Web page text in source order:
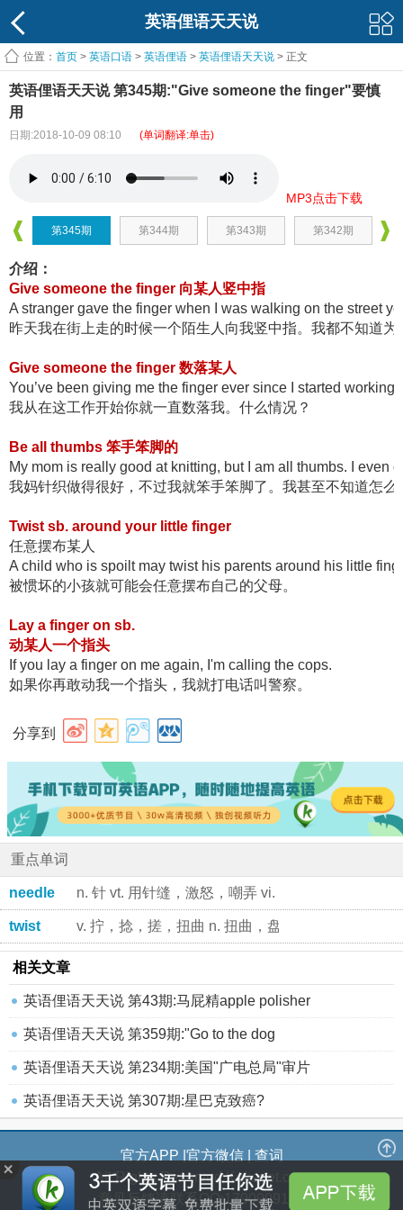
英语俚语天天说
位置： 首页 > 英语口语 > 英语俚语 > 英语俚语天天说 > 正文
英语俚语天天说 第345期:"Give someone the finger"要慎
用
日期:2018-10-09 08:10 (单词翻译:单击)
MP3点击下载
第345期 第344期 第343期 第342期
介绍：
Give someone the finger 向某人竖中指
A stranger gave the finger when I was walking on the street
昨天我在街上走的时候一个陌生人向我竖中指。我都不知道为
Give someone the finger 数落某人
You’ve been giving me the finger ever since I started working
我从在这工作开始你就一直数落我。什么情况？
Be all thumbs 笨手笨脚的
My mom is really good at knitting, but I am all thumbs. I even
我妈针织做得很好，不过我就笨手笨脚了。我甚至不知道怎么
Twist sb. around your little finger
任意摆布某人
A child who is spoilt may twist his parents around his little
被惯坏的小孩就可能会任意摆布自己的父母。
Lay a finger on sb.
动某人一个指头
If you lay a finger on me again, I'm calling the cops.
如果你再敢动我一个指头，我就打电话叫警察。
分享到
重点单词
needle n. 针 vt. 用针缝，激怒，嘲弄 vi. 缝纫
twist v. 拧，捻，搓，扭曲 n. 扭曲，盘旋，捻，拧
相关文章
英语俚语天天说 第43期:马屁精apple polisher
英语俚语天天说 第359期:"Go to the dog
英语俚语天天说 第234期:美国"广电总局"审片
英语俚语天天说 第307期:星巴克致癌?
官方APP 官方微信| 查词
All Rights Reserved Kekenet.com
意见反馈请联系QQ:1790999184